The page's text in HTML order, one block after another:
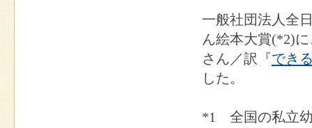
一般社団法人全
ん絵本大賞(*2)
さん／訳『でき
した。
*1 全国の私立幼